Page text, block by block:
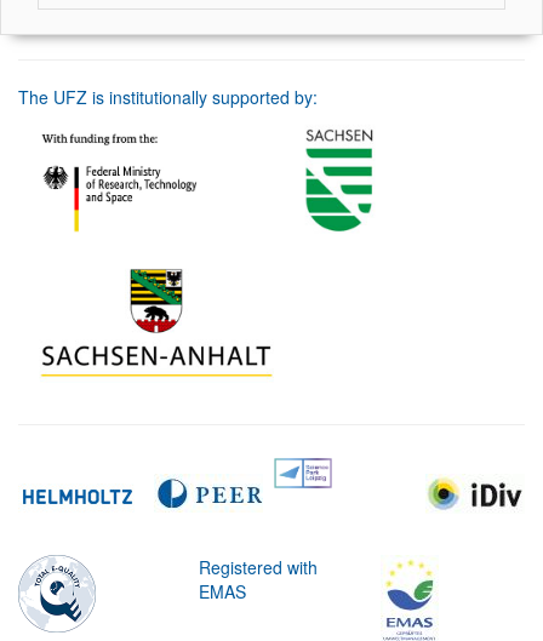
The UFZ is institutionally supported by:
Registered with
EMAS